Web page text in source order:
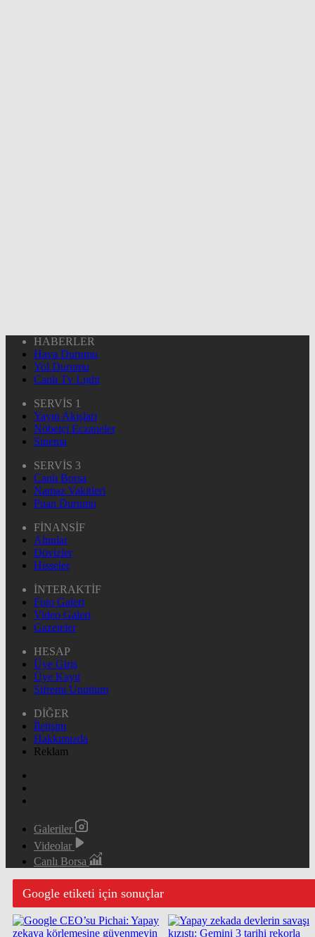
HABERLER
Hava Durumu
Yol Durumu
Canlı Tv Light
SERVİS 1
Yayın Akışları
Nöbetçi Eczaneler
Sinema
SERVİS 3
Canlı Borsa
Namaz Vakitleri
Puan Durumu
FİNANSİF
Altınlar
Dövizler
Hisseler
İNTERAKTİF
Foto Galeri
Video Galeri
Gazeteler
HESAP
Üye Giriş
Üye Kayıt
Şifremi Unuttum
DİĞER
İletişim
Hakkımızda
Reklam
Galeriler
Videolar
Canlı Borsa
Google etiketi için sonuçlar